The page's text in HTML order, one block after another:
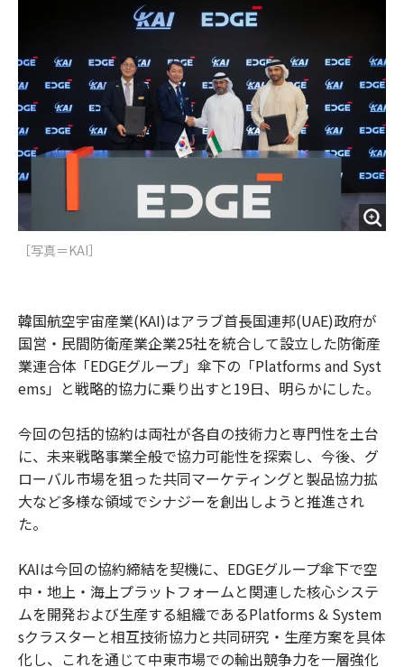
［写真＝KAI］
韓国航空宇宙産業(KAI)はアラブ首長国連邦(UAE)政府が
国営・民間防衛産業企業25社を統合して設立した防衛産
業連合体「EDGEグループ」傘下の「Platforms and Syst
ems」と戦略的協力に乗り出すと19日、明らかにした。
今回の包括的協約は両社が各自の技術力と専門性を土台
に、未来戦略事業全般で協力可能性を探索し、今後、グ
ローバル市場を狙った共同マーケティングと製品協力拡
大など多様な領域でシナジーを創出しようと推進され
た。
KAIは今回の協約締結を契機に、EDGEグループ傘下で空
中・地上・海上プラットフォームと関連した核心システ
ムを開発および生産する組織であるPlatforms & System
sクラスターと相互技術協力と共同研究・生産方案を具体
化し、これを通じて中東市場での輸出競争力を一層強化